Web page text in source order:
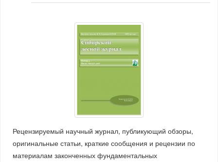
Рецензируемый научный журнал, публикующий обзоры,
оригинальные статьи, краткие сообщения и рецензии по
материалам законченных фундаментальных